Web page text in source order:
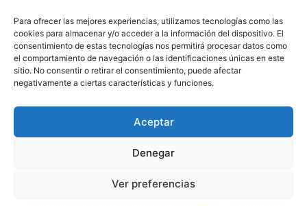
Para ofrecer las mejores experiencias, utilizamos tecnologías como las
cookies para almacenar y/o acceder a la información del dispositivo. El
consentimiento de estas tecnologías nos permitirá procesar datos como
el comportamiento de navegación o las identificaciones únicas en este
sitio. No consentir o retirar el consentimiento, puede afectar
negativamente a ciertas características y funciones.
Aceptar
Denegar
Ver preferencias